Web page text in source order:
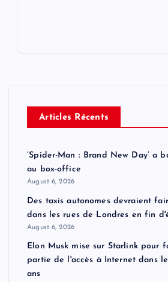
Articles Récents
‘Spider-Man : Brand New Day’ a
au box-office
August 6, 2026
Des taxis autonomes devraient
dans les rues de Londres en fin
August 6, 2026
Elon Musk mise sur Starlink pour
partie de l'accès à Internet dans
ans